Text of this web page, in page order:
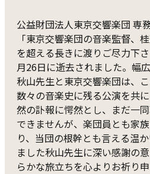
公益財団法人東京交響楽団
「東京交響楽団の音楽監督、
を超える長きに渡りご尽力下
月26日に逝去されました。幅
秋山先生と東京交響楽団は、
数々の音楽史に残る公演を共
然の訃報に愕然とし、まだ一
できませんが、楽団員とも家
り、当団の根幹とも言える温
ました秋山先生に深い感謝の
らかな旅立ちを心よりお祈り申